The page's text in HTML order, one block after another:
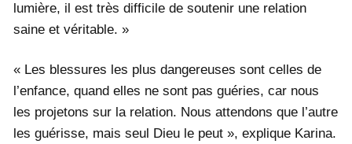
lumière, il est très difficile de soutenir une relation
saine et véritable. »
« Les blessures les plus dangereuses sont celles de
l’enfance, quand elles ne sont pas guéries, car nous
les projetons sur la relation. Nous attendons que l’autre
les guérisse, mais seul Dieu le peut », explique Karina.